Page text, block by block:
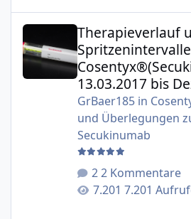
Therapieverlauf und
Therapieverlauf
13.03.2017 bis
GrBaer185in
und Überlegungen
Secukinumab
2 Kommentare
7.201